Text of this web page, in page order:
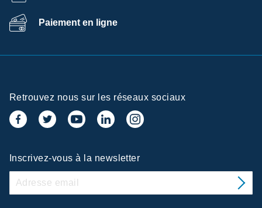
Paiement en ligne
Retrouvez nous sur les réseaux sociaux
Inscrivez-vous à la newsletter
de
de la confidentialité